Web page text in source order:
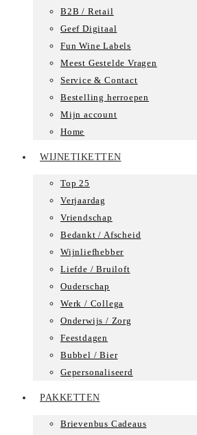
B2B / Retail
Geef Digitaal
Fun Wine Labels
Meest Gestelde Vragen
Service & Contact
Bestelling herroepen
Mijn account
Home
WIJNETIKETTEN
Top 25
Verjaardag
Vriendschap
Bedankt / Afscheid
Wijnliefhebber
Liefde / Bruiloft
Ouderschap
Werk / Collega
Onderwijs / Zorg
Feestdagen
Bubbel / Bier
Gepersonaliseerd
PAKKETTEN
Brievenbus Cadeaus